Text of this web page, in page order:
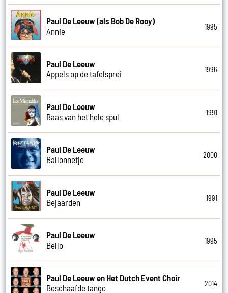
Paul De Leeuw (als Bob De Rooy)
Annie
1995
Paul De Leeuw
Appels op de tafelsprei
1996
Paul De Leeuw
Baas van het hele spul
1991
Paul De Leeuw
Ballonnetje
2000
Paul De Leeuw
Bejaarden
1991
Paul De Leeuw
Bello
1995
Paul De Leeuw en Het Dutch Event Choir
Beschaafde tango
2014